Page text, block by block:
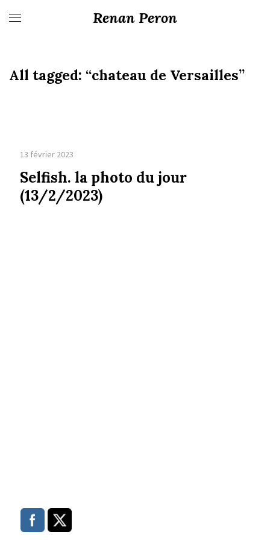
Renan Peron
All tagged: “chateau de Versailles”
13 février 2023
Selfish. la photo du jour
(13/2/2023)